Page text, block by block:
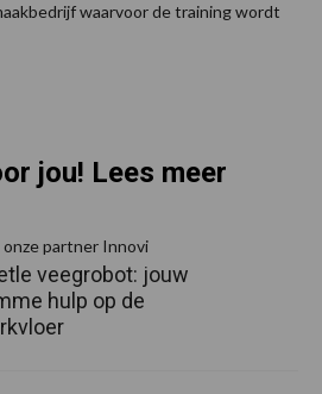
waarvoor de training wordt
jou! Lees meer
onze partner Innovi
veegrobot: jouw
hulp op de